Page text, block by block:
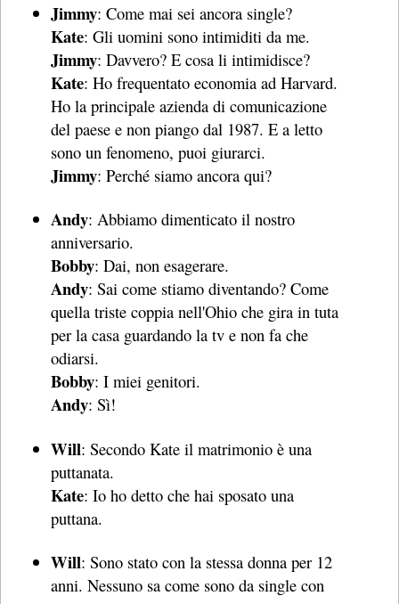
Jimmy: Come mai sei ancora single?
Kate: Gli uomini sono intimiditi da me.
Jimmy: Davvero? E cosa li intimidisce?
Kate: Ho frequentato economia ad Harvard.
Ho la principale azienda di comunicazione
del paese e non piango dal 1987. E a letto
sono un fenomeno, puoi giurarci.
Jimmy: Perché siamo ancora qui?
Andy: Abbiamo dimenticato il nostro
anniversario.
Bobby: Dai, non esagerare.
Andy: Sai come stiamo diventando? Come
quella triste coppia nell'Ohio che gira in tuta
per la casa guardando la tv e non fa che
odiarsi.
Bobby: I miei genitori.
Andy: Sì!
Will: Secondo Kate il matrimonio è una
puttanata.
Kate: Io ho detto che hai sposato una
puttana.
Will: Sono stato con la stessa donna per 12
anni. Nessuno sa come sono da single con